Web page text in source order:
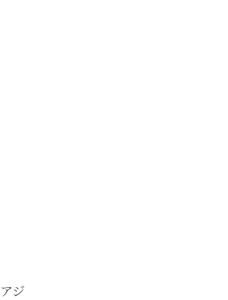
ジ